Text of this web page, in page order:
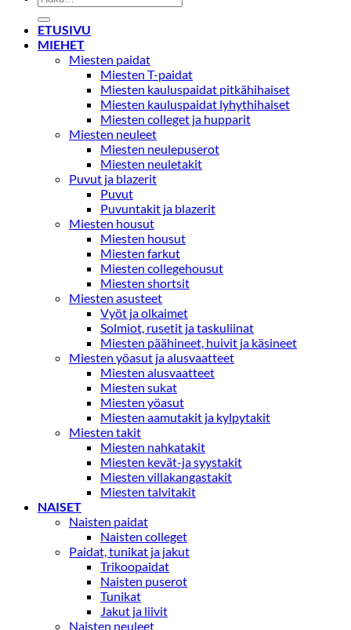
ETUSIVU
MIEHET
Miesten paidat
Miesten T-paidat
Miesten kauluspaidat pitkähihaiset
Miesten kauluspaidat lyhythihaiset
Miesten colleget ja hupparit
Miesten neuleet
Miesten neulepuserot
Miesten neuletakit
Puvut ja blazerit
Puvut
Puvuntakit ja blazerit
Miesten housut
Miesten housut
Miesten farkut
Miesten collegehousut
Miesten shortsit
Miesten asusteet
Vyöt ja olkaimet
Solmiot, rusetit ja taskuliinat
Miesten päähineet, huivit ja käsineet
Miesten yöasut ja alusvaatteet
Miesten alusvaatteet
Miesten sukat
Miesten yöasut
Miesten aamutakit ja kylpytakit
Miesten takit
Miesten nahkatakit
Miesten kevät-ja syystakit
Miesten villakangastakit
Miesten talvitakit
NAISET
Naisten paidat
Naisten colleget
Paidat, tunikat ja jakut
Trikoopaidat
Naisten puserot
Tunikat
Jakut ja liivit
Naisten neuleet